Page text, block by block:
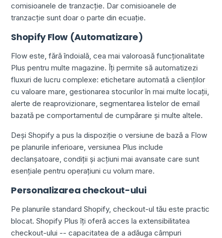
comisioanele de tranzacție. Dar comisioanele de
tranzacție sunt doar o parte din ecuație.
Shopify Flow (Automatizare)
Flow este, fără îndoială, cea mai valoroasă funcționalitate
Plus pentru multe magazine. Îți permite să automatizezi
fluxuri de lucru complexe: etichetare automată a clienților
cu valoare mare, gestionarea stocurilor în mai multe locații,
alerte de reaprovizionare, segmentarea listelor de email
bazată pe comportamentul de cumpărare și multe altele.
Deși Shopify a pus la dispoziție o versiune de bază a Flow
pe planurile inferioare, versiunea Plus include
declanșatoare, condiții și acțiuni mai avansate care sunt
esențiale pentru operațiuni cu volum mare.
Personalizarea checkout-ului
Pe planurile standard Shopify, checkout-ul tău este practic
blocat. Shopify Plus îți oferă acces la extensibilitatea
checkout-ului -- capacitatea de a adăuga câmpuri